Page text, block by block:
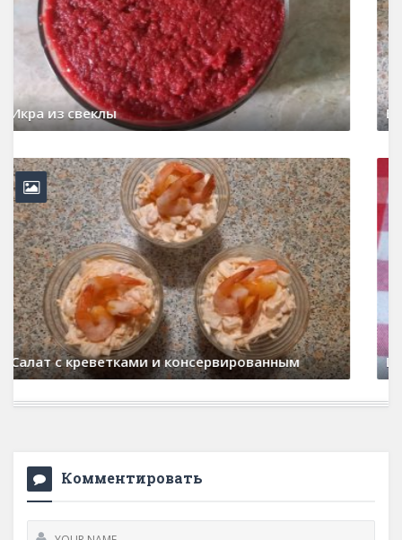
Быстрая закуска - маринованные кабачки
Шоколадное печенье
Комментировать